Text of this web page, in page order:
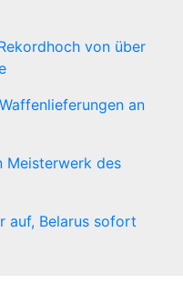
von über
an
Meisterwerk des
auf, Belarus sofort